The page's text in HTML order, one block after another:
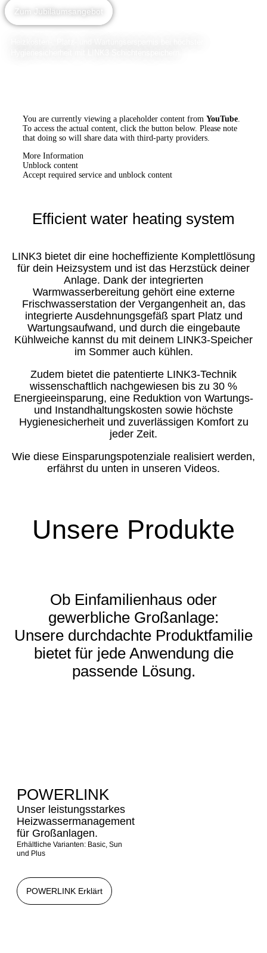
Zum Jubiläumsangebot
You are currently viewing a placeholder content from YouTube.
To access the actual content, click the button below. Please note
that doing so will share data with third-party providers.
More Information
Unblock content
Accept required service and unblock content
Efficient water heating system
LINK3 bietet dir eine hocheffiziente Komplettlösung
für dein Heizsystem und ist das Herzstück deiner
Anlage. Dank der integrierten
Warmwasserbereitung gehört eine externe
Frischwasserstation der Vergangenheit an, das
integrierte Ausdehnungsgefäß spart Platz und
Wartungsaufwand, und durch die eingebaute
Kühlweiche kannst du mit deinem LINK3-Speicher
im Sommer auch kühlen.
Zudem bietet die patentierte LINK3-Technik
wissenschaftlich nachgewiesen bis zu 30 %
Energieeinsparung, eine Reduktion von Wartungs-
und Instandhaltungskosten sowie höchste
Hygienesicherheit und zuverlässigen Komfort zu
jeder Zeit.
Wie diese Einsparungspotenziale realisiert werden,
erfährst du unten in unseren Videos.
Unsere Produkte
Ob Einfamilienhaus oder
gewerbliche Großanlage:
Unsere durchdachte Produktfamilie
bietet für jede Anwendung die
passende Lösung.
POWERLINK
Unser leistungsstarkes
Heizwassermanagement
für Großanlagen.
Erhältliche Varianten: Basic, Sun
und Plus
POWERLINK Erklärt